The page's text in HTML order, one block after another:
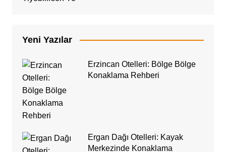
Yeni Yazılar
Erzincan Otelleri: Bölge Bölge
Konaklama Rehberi
Ergan Dağı Otelleri: Kayak
Merkezinde Konaklama